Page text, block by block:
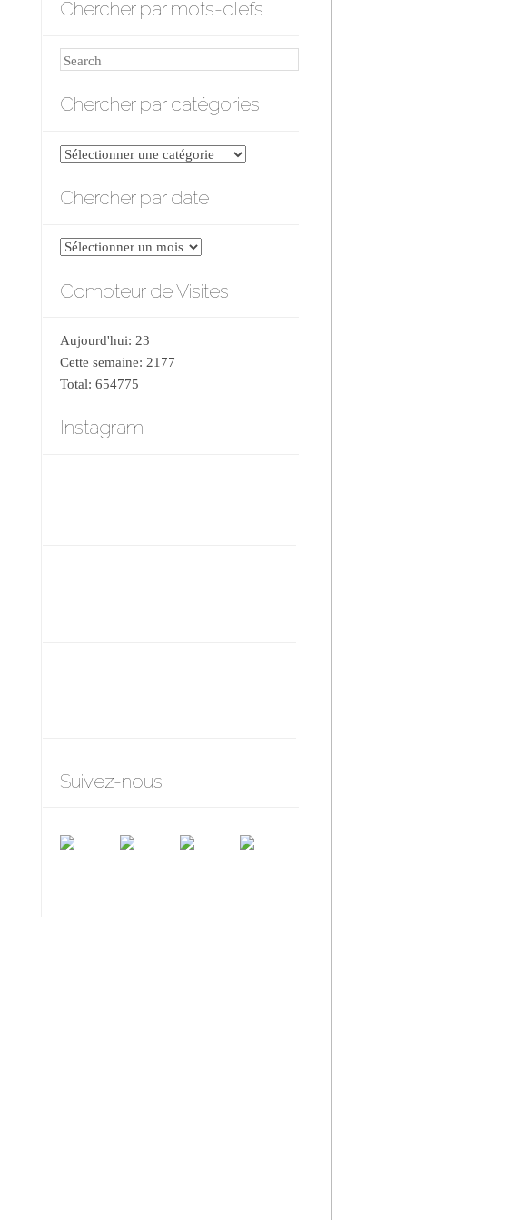
Chercher par mots-clefs
Search
Chercher par catégories
Chercher
catégories
Chercher par date
Chercher
date
Compteur de Visites
Aujourd'hui: 23
Cette semaine: 2177
Total: 654775
Instagram
Suivez-nous